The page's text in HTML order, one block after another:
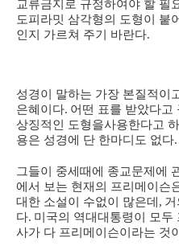
교류금지로 규정하여야 할 필
도피라밋 삼각형의 도형이 붙
인지 가르쳐 주기 바란다.
성경이 말하는 가장 본질적이
은혜이다. 어떤 표를 받았다고
상징적인 도형을사용한다고
용은 성경에 단 한마디도 없다.
그들이 중세때에 종교문제에
에서 보는 현재의 프리메이슨
대한 소설이 수없이 많은데 ,
다. 미국의 역대대통령이 모
사가 다 프리메이슨이라는 것